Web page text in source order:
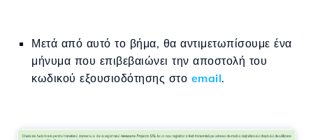
Μετά από αυτό το βήμα, θα αντιμετωπίσουμε ένα
μήνυμα που επιβεβαιώνει την αποστολή του
κωδικού εξουσιοδότησης στο email.